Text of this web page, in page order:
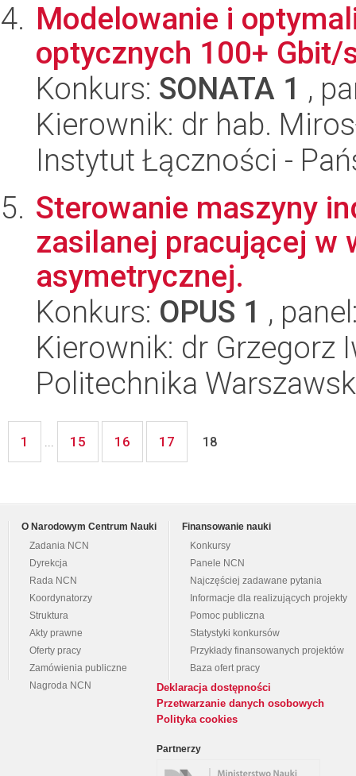
Modelowanie i
optycznych 100+ Gbit/
Konkurs: SONATA 1 ,
Kierownik: dr hab.
Instytut Łączności -
Sterowanie maszyny
zasilanej pracującej w
asymetrycznej.
Konkurs: OPUS 1 ,
Kierownik: dr Grzegorz
Politechnika
1 ... 15 16 17 18
O Narodowym Centrum Nauki
Zadania NCN
Dyrekcja
Rada NCN
Koordynatorzy
Struktura
Akty prawne
Oferty pracy
Zamówienia publiczne
Nagroda NCN
Finansowanie nauki
Konkursy
Panele NCN
Najczęściej zadawane pytania
Informacje dla realizujących projekty
Pomoc publiczna
Statystyki konkursów
Przykłady finansowanych projektów
Baza ofert pracy
Deklaracja dostępności
Przetwarzanie danych osobowych
Polityka cookies
Partnerzy